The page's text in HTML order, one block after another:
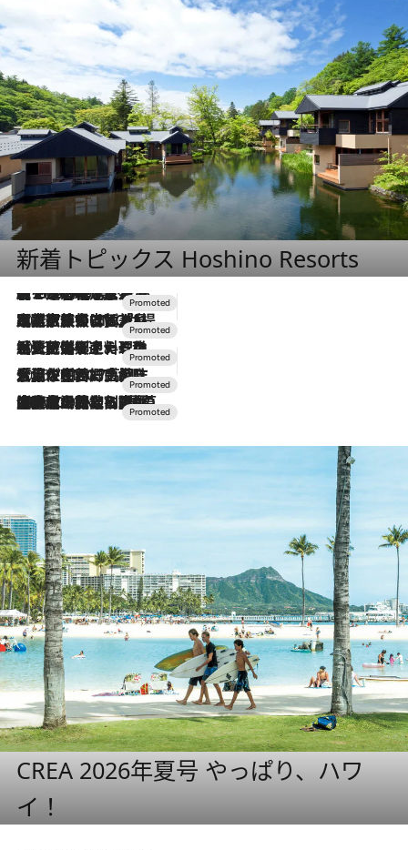
新着トピックス Hoshino Resorts
2026.8.7
【トンボの足水浴】ヒノキの香りに包まれて涼感マックス！約13℃の湧水かけ流しを避暑地「星野温泉 トンボの湯」で体験
2026.7.31
【ホテル帰省】という選択肢をOMOが提案。家族とほどよい距離を保つには「昼は実家、夜は気兼ねなくホテルで！」
2026.7.24
【夏限定ディナーコース】旬を迎える稚鮎や花ズッキーニなどをイタリア・トスカーナの郷土料理の手法で満喫！
2026.7.17
「土佐和ハーブかき氷」がOMO7高知に登場！生姜、山椒、大葉など目にも舌にも涼を呼ぶ郷土の味
2026.7.10
NEW OPEN！【界 草津】名湯の地に誕生。趣の異なる2種の温泉と上州ならではの会席・蕎麦割烹など美食を味わう究極の癒やし旅
CREA 2026年夏号 やっぱり、ハワ
イ！